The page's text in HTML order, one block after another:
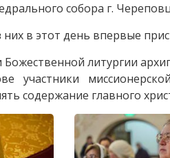
собора г.
в этот день впервые
литургии
участники
содержание главного